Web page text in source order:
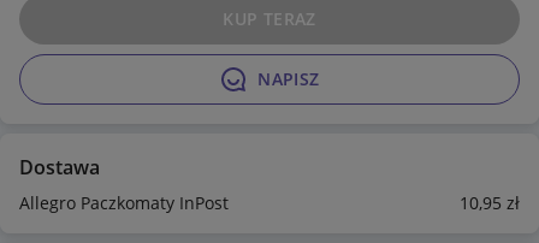
NAPISZ
KUP TERAZ
Dostawa
Allegro Paczkomaty InPost 10,95 zł